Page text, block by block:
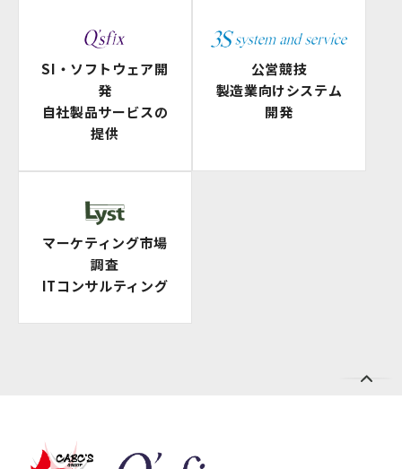
SI・ソフトウェア開
発
自社製品サービスの
提供
公営競技
製造業向けシステム
開発
マーケティング市場
調査
ITコンサルティング